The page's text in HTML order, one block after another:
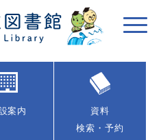
案内
資料
検索・予約